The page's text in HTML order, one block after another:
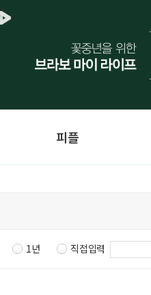
피플
1년 직접입력